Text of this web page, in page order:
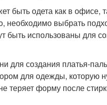
быть одета как в офисе,
необходимо выбрать
быть использованы для
для создания платья-
для одежды, которую
теряет форму после